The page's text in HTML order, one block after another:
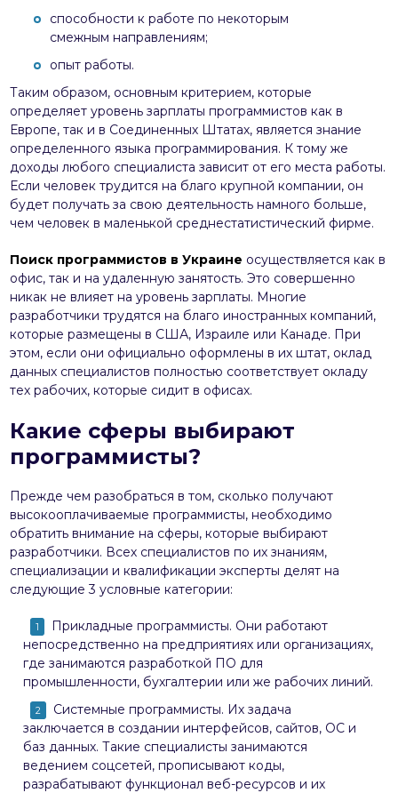
способности к работе по некоторым
смежным направлениям;
опыт работы.
Таким образом, основным критерием, которые
определяет уровень зарплаты программистов как в
Европе, так и в Соединенных Штатах, является знание
определенного языка программирования. К тому же
доходы любого специалиста зависит от его места работы.
Если человек трудится на благо крупной компании, он
будет получать за свою деятельность намного больше,
чем человек в маленькой среднестатистический фирме.
Поиск программистов в Украине осуществляется как в
офис, так и на удаленную занятость. Это совершенно
никак не влияет на уровень зарплаты. Многие
разработчики трудятся на благо иностранных компаний,
которые размещены в США, Израиле или Канаде. При
этом, если они официально оформлены в их штат, оклад
данных специалистов полностью соответствует окладу
тех рабочих, которые сидит в офисах.
Какие сферы выбирают
программисты?
Прежде чем разобраться в том, сколько получают
высокооплачиваемые программисты, необходимо
обратить внимание на сферы, которые выбирают
разработчики. Всех специалистов по их знаниям,
специализации и квалификации эксперты делят на
следующие 3 условные категории:
Прикладные программисты. Они работают
непосредственно на предприятиях или организациях,
где занимаются разработкой ПО для
промышленности, бухгалтерии или же рабочих линий.
Системные программисты. Их задача
заключается в создании интерфейсов, сайтов, ОС и
баз данных. Такие специалисты занимаются
ведением соцсетей, прописывают коды,
разрабатывают функционал веб-ресурсов и их